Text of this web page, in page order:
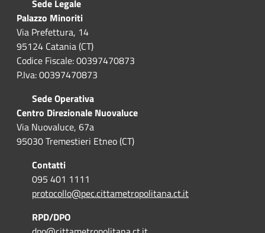
Sede Legale
Palazzo Minoriti
Via Prefettura, 14
95124 Catania (CT)
Codice Fiscale: 00397470873
P.Iva: 00397470873
Sede Operativa
Centro Direzionale Nuovaluce
Via Nuovaluce, 67a
95030 Tremestieri Etneo (CT)
Contatti
095 401 1111
protocollo@pec.cittametropolitana.ct.it
RPD/DPO